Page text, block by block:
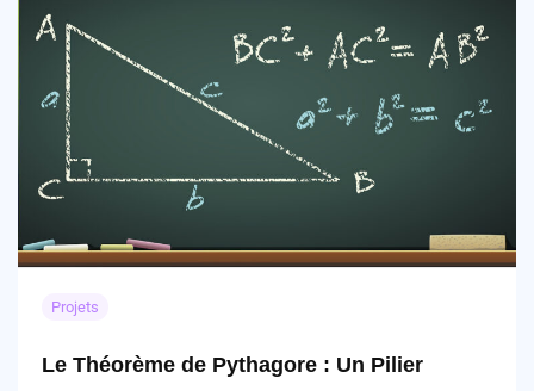
Projets
Le Théorème de Pythagore : Un Pilier